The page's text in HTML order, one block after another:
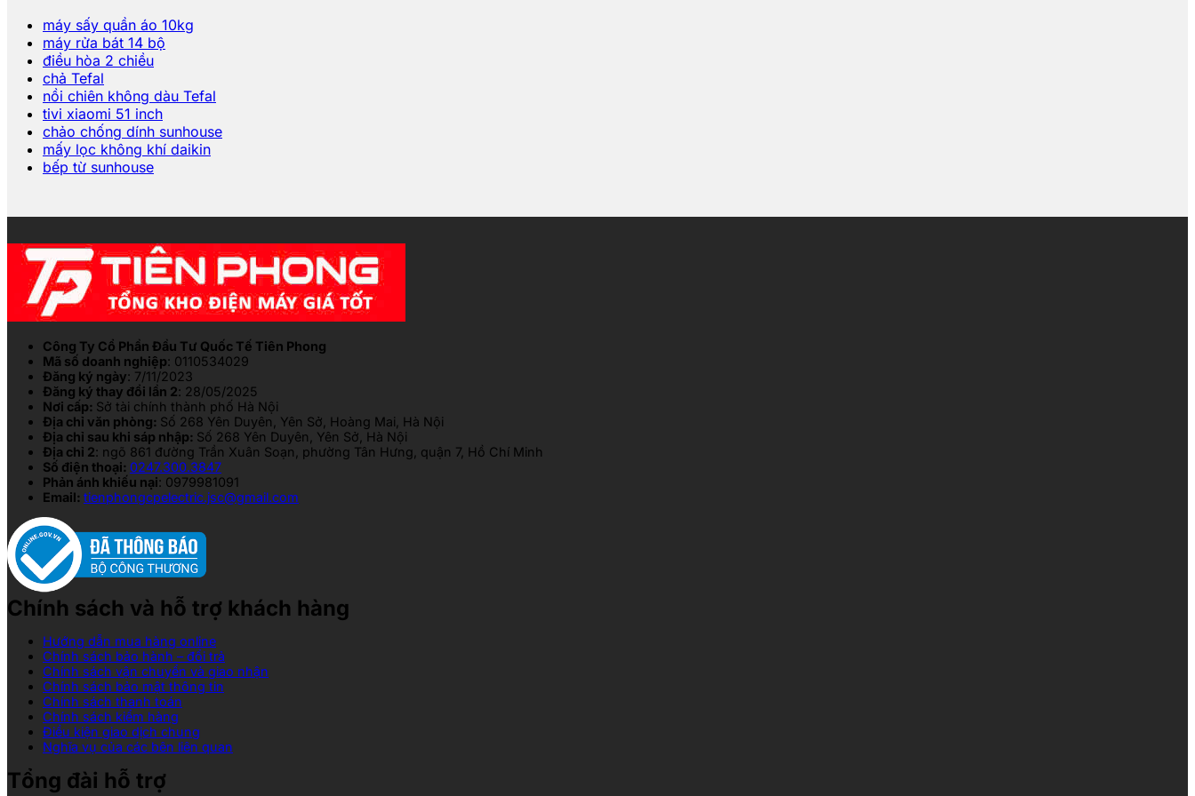
máy sấy quần áo 10kg
máy rửa bát 14 bộ
điều hòa 2 chiều
chả Tefal
nồi chiên không dàu Tefal
tivi xiaomi 51 inch
chảo chống dính sunhouse
mấy lọc không khí daikin
bếp từ sunhouse
Công Ty Cổ Phần Đầu Tư Quốc Tế Tiên Phong
Mã số doanh nghiệp: 0110534029
Đăng ký ngày: 7/11/2023
Đăng ký thay đổi lần 2: 28/05/2025
Nơi cấp: Sở tài chính thành phố Hà Nội
Địa chỉ văn phòng: Số 268 Yên Duyên, Yên Sở, Hoàng Mai, Hà Nội
Địa chỉ sau khi sáp nhập: Số 268 Yên Duyên, Yên Sở, Hà Nội
Địa chỉ 2: ngõ 861 đường Trần Xuân Soạn, phường Tân Hưng, quận 7, Hồ Chí Minh
Số điện thoại: 0247.300.3847
Phản ánh khiếu nại: 0979981091
Email: tienphongcpelectric.jsc@gmail.com
Chính sách và hỗ trợ khách hàng
Hướng dẫn mua hàng online
Chính sách bảo hành – đổi trả
Chính sách vận chuyển và giao nhận
Chính sách bảo mật thông tin
Chính sách thanh toán
Chính sách kiểm hàng
Điều kiện giao dịch chung
Nghĩa vụ của các bên liên quan
Tổng đài hỗ trợ